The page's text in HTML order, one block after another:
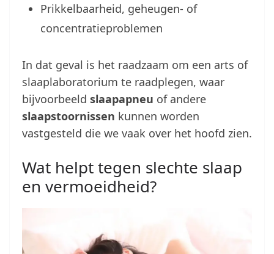
Prikkelbaarheid, geheugen- of
concentratieproblemen
In dat geval is het raadzaam om een arts of
slaaplaboratorium te raadplegen, waar
bijvoorbeeld slaapapneu of andere
slaapstoornissen kunnen worden
vastgesteld die we vaak over het hoofd zien.
Wat helpt tegen slechte slaap
en vermoeidheid?